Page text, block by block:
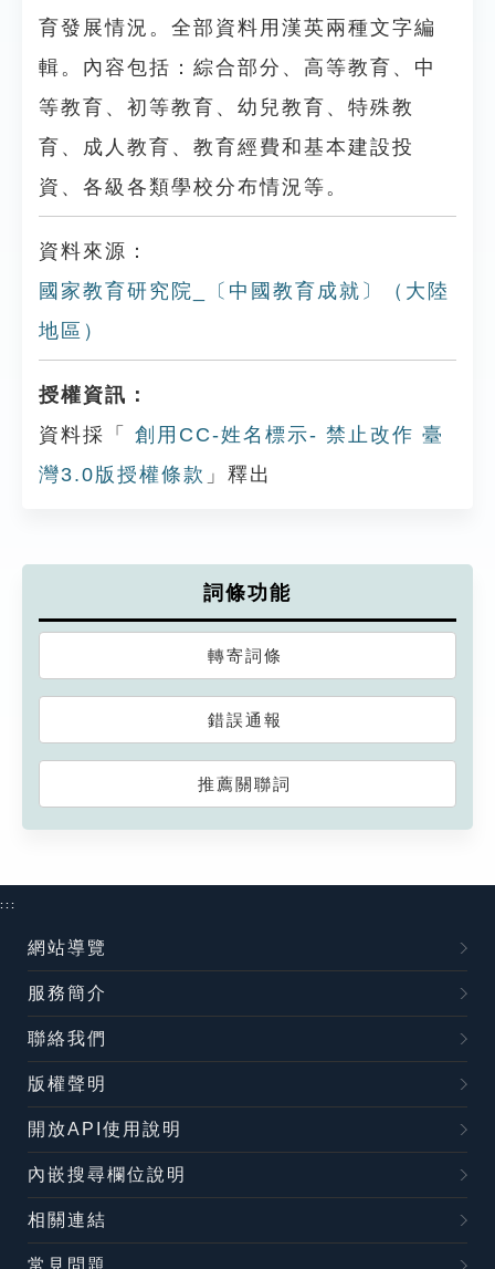
育發展情況。全部資料用漢英兩種文字編
輯。內容包括：綜合部分、高等教育、中
等教育、初等教育、幼兒教育、特殊教
育、成人教育、教育經費和基本建設投
資、各級各類學校分布情況等。
資料來源：
國家教育研究院_〔中國教育成就〕（大陸
地區）
授權資訊：
資料採「
創用CC-姓名標示- 禁止改作 臺
灣3.0版授權條款 」釋出
詞條功能
轉寄詞條
錯誤通報
推薦關聯詞
:::
網站導覽
服務簡介
聯絡我們
版權聲明
開放API使用說明
內嵌搜尋欄位說明
相關連結
常見問題